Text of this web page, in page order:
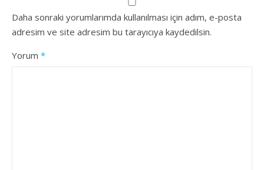
Daha sonraki yorumlarımda kullanılması için adım, e-posta
adresim ve site adresim bu tarayıcıya kaydedilsin.
Yorum *